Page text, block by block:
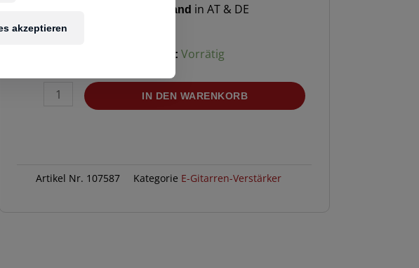
Kostenloser Versand in AT & DE
Verfügbarkeit: Vorrätig
IN DEN WARENKORB
Artikel Nr. 107587 Kategorie E-Gitarren-Verstärker
akzeptieren